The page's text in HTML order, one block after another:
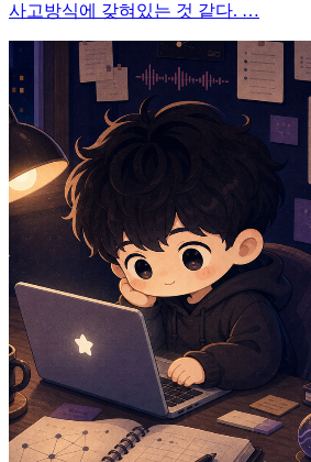
사고방식에 갖혀있는 것 같다. …